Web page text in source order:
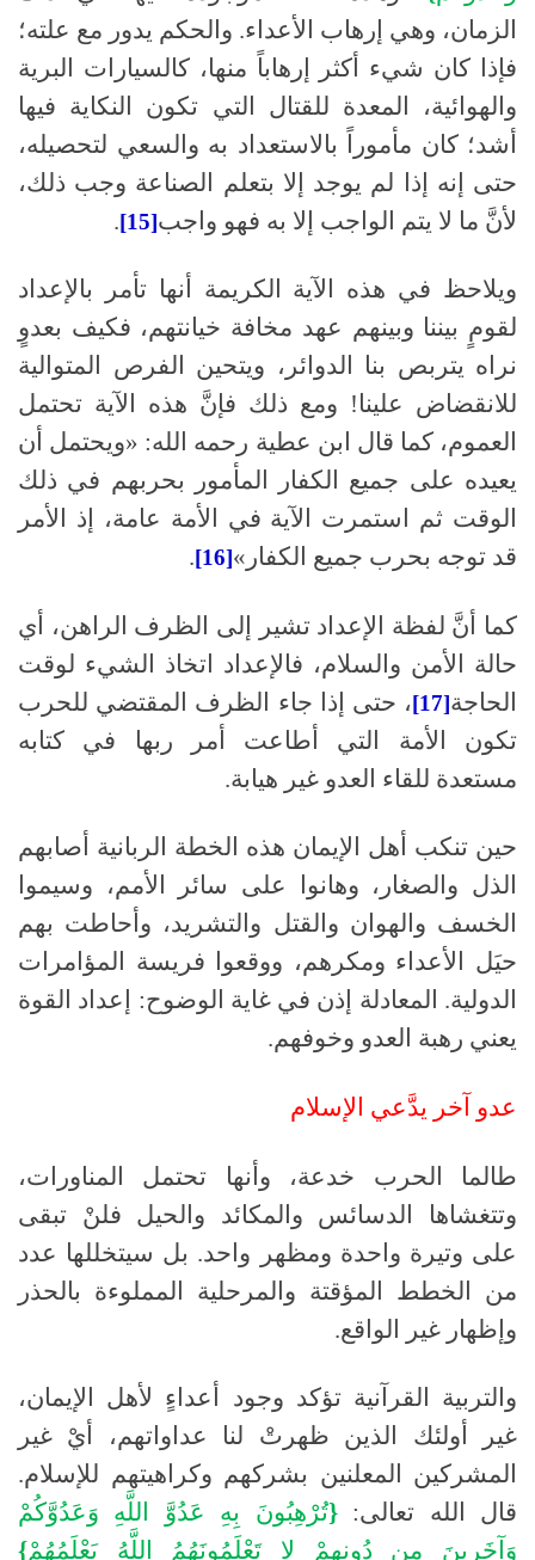
الزمان، وهي إرهاب الأعداء. والحكم يدور مع علته؛
فإذا كان شيء أكثر إرهاباً منها، كالسيارات البرية
والهوائية، المعدة للقتال التي تكون النكاية فيها
أشد؛ كان مأموراً بالاستعداد به والسعي لتحصيله،
حتى إنه إذا لم يوجد إلا بتعلم الصناعة وجب ذلك،
لأنَّ ما لا يتم الواجب إلا به فهو واجب[15]
.
ويلاحظ في هذه الآية الكريمة أنها تأمر بالإعداد
لقومٍ بيننا وبينهم عهد مخافة خيانتهم، فكيف بعدوٍ
نراه يتربص بنا الدوائر، ويتحين الفرص المتوالية
للانقضاض علينا! ومع ذلك فإنَّ هذه الآية تحتمل
العموم، كما قال ابن عطية رحمه الله: «ويحتمل أن
يعيده على جميع الكفار المأمور بحربهم في ذلك
الوقت ثم استمرت الآية في الأمة عامة، إذ الأمر
قد توجه بحرب جميع الكفار»[16]
.
كما أنَّ لفظة الإعداد تشير إلى الظرف الراهن، أي
حالة الأمن والسلام، فالإعداد اتخاذ الشيء لوقت
الحاجة[17]
، حتى إذا جاء الظرف المقتضي للحرب
تكون الأمة التي أطاعت أمر ربها في كتابه
مستعدة للقاء العدو غير هيابة.
حين تنكب أهل الإيمان هذه الخطة الربانية أصابهم
الذل والصغار، وهانوا على سائر الأمم، وسيموا
الخسف والهوان والقتل والتشريد، وأحاطت بهم
حيَل الأعداء ومكرهم، ووقعوا فريسة المؤامرات
الدولية. المعادلة إذن في غاية الوضوح:
إعداد القوة
يعني رهبة العدو وخوفهم.
عدو آخر يدَّعي الإسلام
طالما الحرب خدعة، وأنها تحتمل المناورات،
وتتغشاها الدسائس والمكائد والحيل فلنْ تبقى
على وتيرة واحدة ومظهر واحد. بل سيتخللها عدد
من الخطط المؤقتة والمرحلية المملوءة بالحذر
وإظهار غير الواقع.
والتربية القرآنية تؤكد وجود أعداءٍ لأهل الإيمان،
غير أولئك الذين ظهرتْ لنا عداواتهم، أيْ غير
المشركين المعلنين بشركهم وكراهيتهم للإسلام.
قال الله تعالى:
{تُرْهِبُونَ بِهِ عَدُوَّ اللَّهِ وَعَدُوَّكُمْ
وَآخَرِينَ
مِن دُونِهِمْ لا تَعْلَمُونَهُمُ اللَّهُ يَعْلَمُهُمْ}